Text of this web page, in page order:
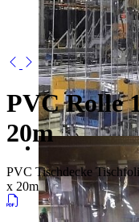
PVC Rolle
20m
PVC Tischdecke
x 20m